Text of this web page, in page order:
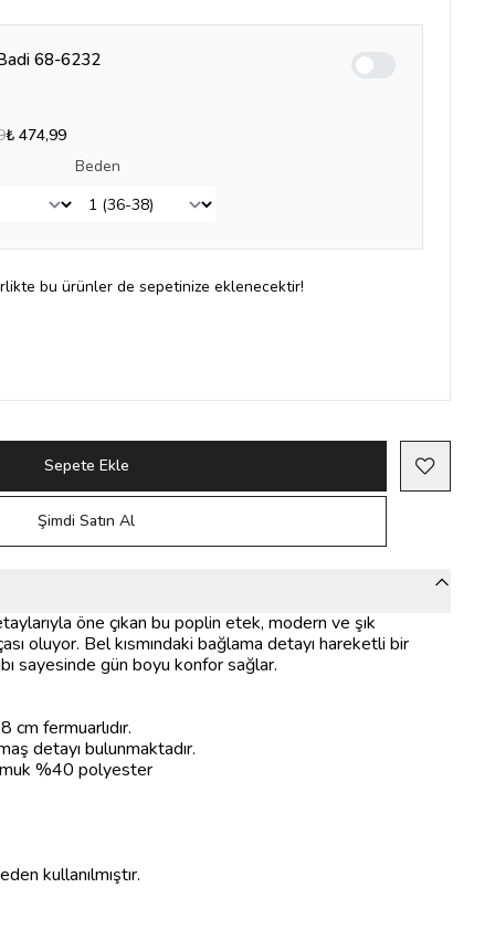
68-6232
₺ 474,99
Beden
Enable
bu ürünler de sepetinize eklenecektir!
Sepete Ekle
Şimdi Satın Al
öne çıkan bu poplin etek, modern ve şık
oluyor. Bel kısmındaki bağlama detayı hareketli bir
sayesinde gün boyu konfor sağlar.
cm fermuarlıdır.
detayı bulunmaktadır.
%40 polyester
kullanılmıştır.